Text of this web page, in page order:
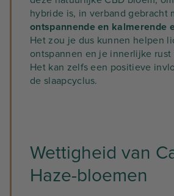
hybride is, in verband gebracht
ontspannende en kalmerende
Het zou je dus kunnen helpen
ontspannen en je innerlijke
Het kan zelfs een positieve
de slaapcyclus.
Wettigheid van
Haze-bloemen